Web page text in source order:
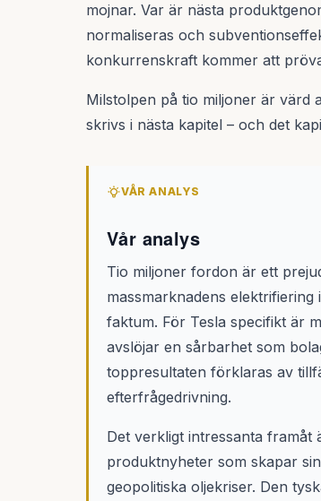
mojnar. Var är nästa
normaliseras och
konkurrenskraft kommer att
Milstolpen på tio miljoner är värd
skrivs i nästa kapitel – och det
VÅR ANALYS
Vår analys
Tio miljoner fordon är ett
massmarknadens
faktum. För Tesla specifikt är
avslöjar en sårbarhet som
toppresultaten förklaras av
efterfrågedrivning.
Det verkligt intressanta framåt
produktnyheter som skapar
geopolitiska oljekriser. Den